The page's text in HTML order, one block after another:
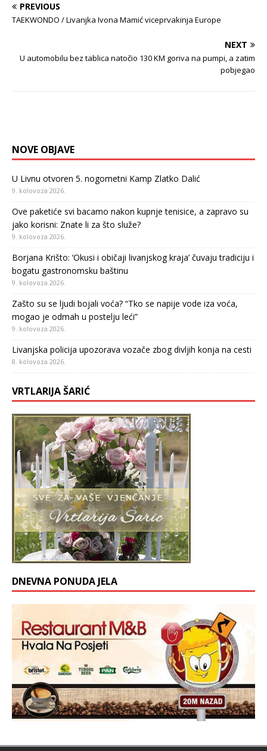
PREVIOUS
TAEKWONDO / Livanjka Ivona Mamić viceprvakinja Europe
NEXT
U automobilu bez tablica natočio 130 KM goriva na pumpi, a zatim
pobjegao
NOVE OBJAVE
U Livnu otvoren 5. nogometni Kamp Zlatko Dalić
9. kolovoza 2026.
Ove paketiće svi bacamo nakon kupnje tenisice, a zapravo su
jako korisni: Znate li za što služe?
9. kolovoza 2026.
Borjana Krišto: ‘Okusi i običaji livanjskog kraja’ čuvaju tradiciju i
bogatu gastronomsku baštinu
9. kolovoza 2026.
Zašto su se ljudi bojali voća? “Tko se napije vode iza voća,
mogao je odmah u postelju leći”
9. kolovoza 2026.
Livanjska policija upozorava vozače zbog divljih konja na cesti
8. kolovoza 2026.
VRTLARIJA ŠARIĆ
DNEVNA PONUDA JELA